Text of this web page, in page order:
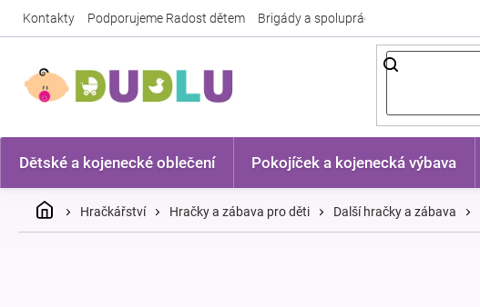
Kontakty Podporujeme Radost dětem Brigády a spolupráce
Dětské a kojenecké oblečení Pokojíček a kojenecká výbava
DomůHračkářství Hračky a zábava pro děti Další hračky a zábava